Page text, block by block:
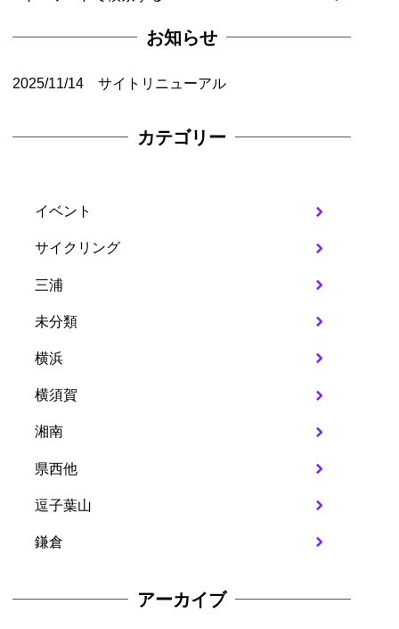
お知らせ
2025/11/14 サイトリニューアル
カテゴリー
イベント
サイクリング
三浦
未分類
横浜
横須賀
湘南
県西他
逗子葉山
鎌倉
アーカイブ